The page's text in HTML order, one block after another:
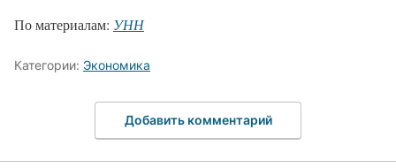
По материалам: УНН
Категории: Экономика
Добавить комментарий